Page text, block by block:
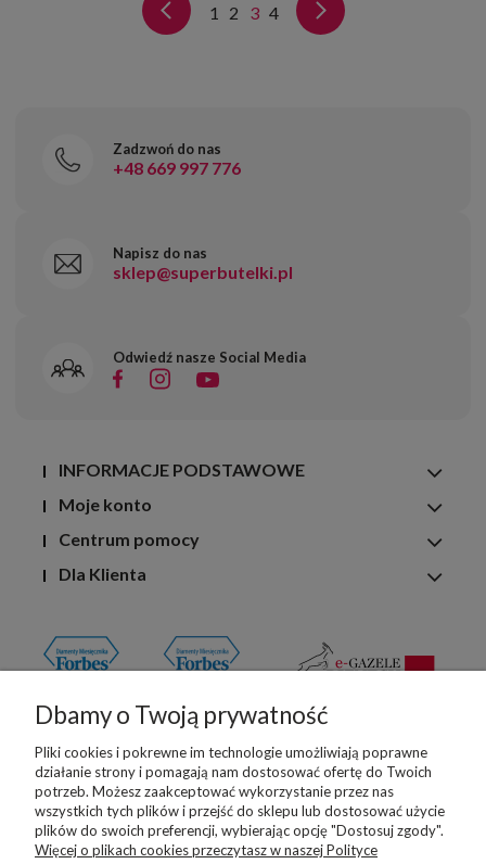
1 2 3 4
Zadzwoń do nas
+48 669 997 776
Napisz do nas
sklep@superbutelki.pl
Odwiedź nasze Social Media
INFORMACJE PODSTAWOWE
Moje konto
Centrum pomocy
Dla Klienta
Copyright © 2026 Superbutelki.pl
Shoper Premium
Made with
byMamezi.pl
Dbamy o Twoją prywatność
Pliki cookies i pokrewne im technologie umożliwiają poprawne
działanie strony i pomagają nam dostosować ofertę do Twoich
potrzeb. Możesz zaakceptować wykorzystanie przez nas
wszystkich tych plików i przejść do sklepu lub dostosować użycie
plików do swoich preferencji, wybierając opcję "Dostosuj zgody".
Więcej o plikach cookies przeczytasz w naszej Polityce